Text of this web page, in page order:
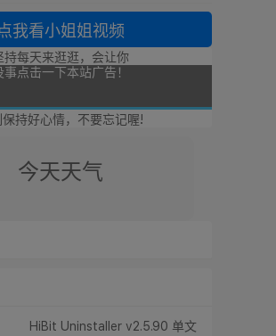
我看小姐姐视频
持每天来逛逛，会让你
想支持廿八星空的朋友！
以点击本站的广告奥！
事点击一下本站广告！
也是支持廿八星空奥！
保持好心情，不要忘记喔!
今天天气
HiBit Uninstaller v2.5.90 单文